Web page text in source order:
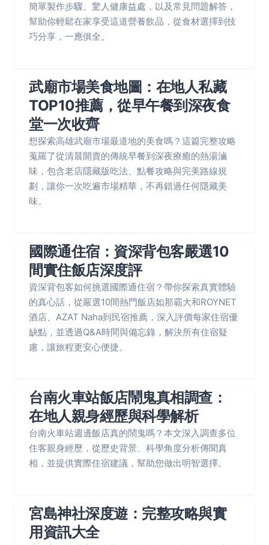
簡單製作步驟、驚人健康益處，以及常見問題解答，
幫助你輕鬆在家享受這道營養飲品，從食材選擇到技
巧分享，一應俱全。
武廟市場美食地圖：在地人私藏
TOP10推薦，從早午餐到深夜食
堂一次收齊
想探索高雄武廟市場最道地的美食嗎？這篇完整攻略
蒐羅了從清晨開賣的傳統早餐到深夜療癒的熱湯滷
味，包含老店隱藏版吃法、點餐攻略與完美路線規
劃，讓你一次吃遍市場精華，不再錯過任何隱藏美
味。
國際通住宿：資深背包客嚴選10
間實住飯店深度評
資深背包客如何挑選國際通住宿？帶你探索真實體驗
的真心話，從嚴選10間熱門飯店如那霸大和ROYNET
酒店、AZAT Naha到民宿推薦，深入評價每家住宿優
缺點，並透過Q&A時間與備忘錄，解決所有住宿疑
慮，讓旅程更安心便捷。
台南火車站飯店鬧鬼真相調查：
在地人親身經歷與科學解析
台南火車站週邊飯店真的鬧鬼嗎？本文深入調查多位
住客親身經歷，從歷史背景、科學角度分析傳聞真
相，並提供實際住宿建議，幫助您做出明智選擇。
宮島神社深度遊：完整攻略與實
用資訊大全